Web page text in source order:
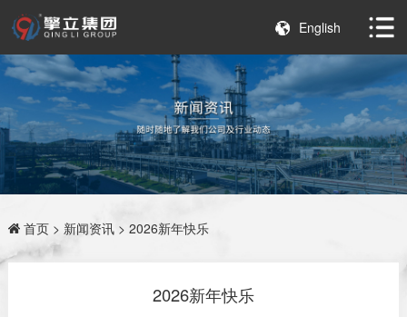
English
首页> 新闻资讯> 2026新年快乐
2026新年快乐